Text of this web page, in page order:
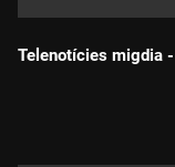
Telenotícies migdia